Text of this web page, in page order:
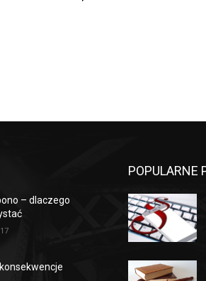
– dlaczego
POPULARNE